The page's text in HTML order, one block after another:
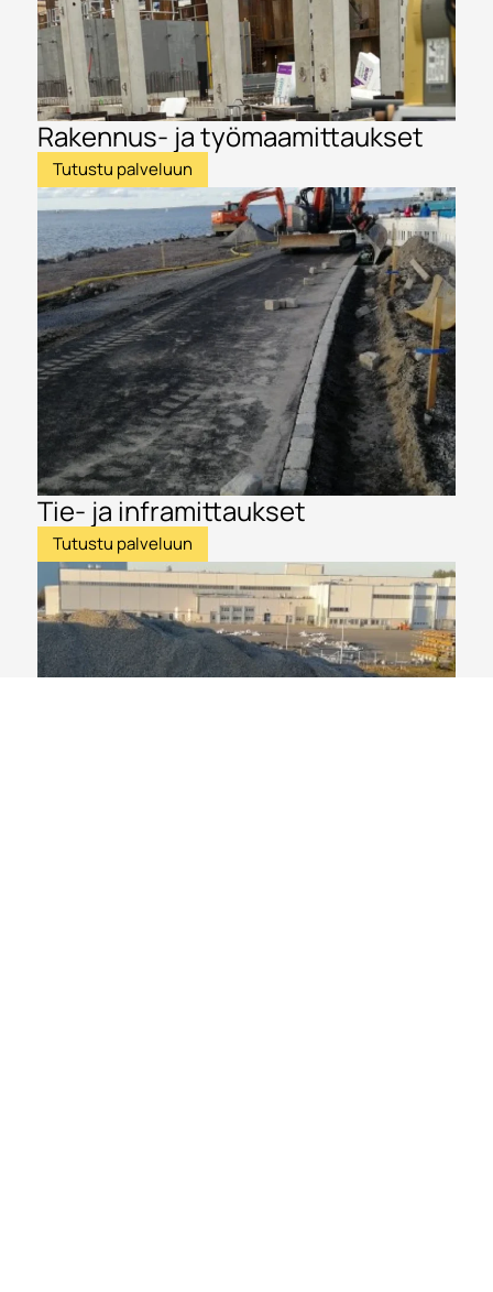
Rakennus- ja työmaamittaukset
Tutustu palveluun
Tie- ja inframittaukset
Tutustu palveluun